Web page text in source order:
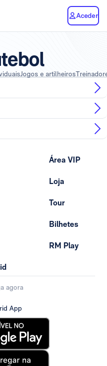
Aceder
Jogos e artilheiros
Área VIP
Loja
Tour
Bilhetes
RM Play
agora
App